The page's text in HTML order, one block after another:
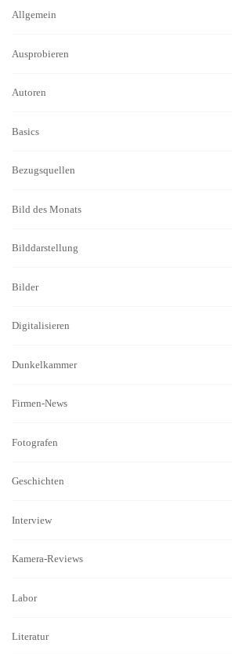
Allgemein
Ausprobieren
Autoren
Basics
Bezugsquellen
Bild des Monats
Bilddarstellung
Bilder
Digitalisieren
Dunkelkammer
Firmen-News
Fotografen
Geschichten
Interview
Kamera-Reviews
Labor
Literatur